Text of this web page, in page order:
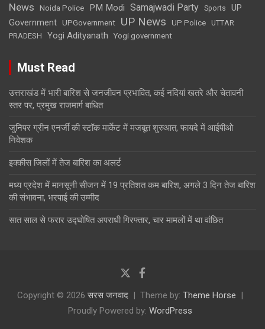
News
Noida Police PM Modi Samajwadi Party Sports
UP
Government UPGovernment UP News UP Police
UTTAR
PRADESH
Yogi Adityanath Yogi government
Must Read
उत्तराखंड में भारी बारिश से जनजीवन प्रभावित, कई नदियां खतरे और चेतावनी
स्तर पर, प्रमुख राजमार्ग बाधित
जुनिपर ग्रीन एनर्जी की स्टॉक मार्केट में मजबूत शुरुआत, फायदे में आईपीओ
निवेशक
इक्कीस जिलों में तेज बारिश का अलर्ट
मध्य प्रदेश में मानसूनी सीजन में 19 प्रतिशत कम बारिश, अगले 3 दिन तेज बारिश
की संभावना, भरपाई की उम्मीद
सात साल से फरार उद्घोषित अपराधी गिरफ्तार, चार मामलों में था वांछित
Copyright © 2026 सरस जनवाद Theme by: Theme Horse
Proudly Powered by: WordPress